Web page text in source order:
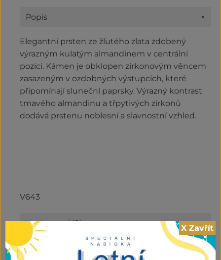
Popis +
Elegantní prsten ze žlutého zlata zdobený
výrazným kulatým almandinem v centrální
pozici. Kámen je obklopen zirkonovým věncem
zasazeným v ozdobných výstupcích, které
připomínají sluneční paprsky. Výrazný kontrast
tmavého almandinu a třpytivých zirkonů
dodává prstenu noblesní a slavnostní vzhled.
V643
Hodnocení (0) +
X Zavřít